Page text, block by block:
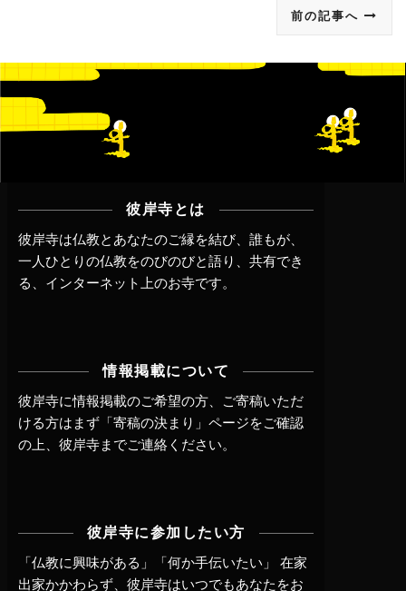
前の記事へ
彼岸寺とは
彼岸寺は仏教とあなたのご縁を結び、誰もが、
一人ひとりの仏教をのびのびと語り、共有でき
る、インターネット上のお寺です。
情報掲載について
彼岸寺に情報掲載のご希望の方、ご寄稿いただ
ける方はまず 「寄稿の決まり」ページをご確認
の上、 彼岸寺までご連絡 ください。
彼岸寺に参加したい方
「仏教に興味がある」「何か手伝いたい」 在家
出家かかわらず、 彼岸寺はいつでもあなたをお